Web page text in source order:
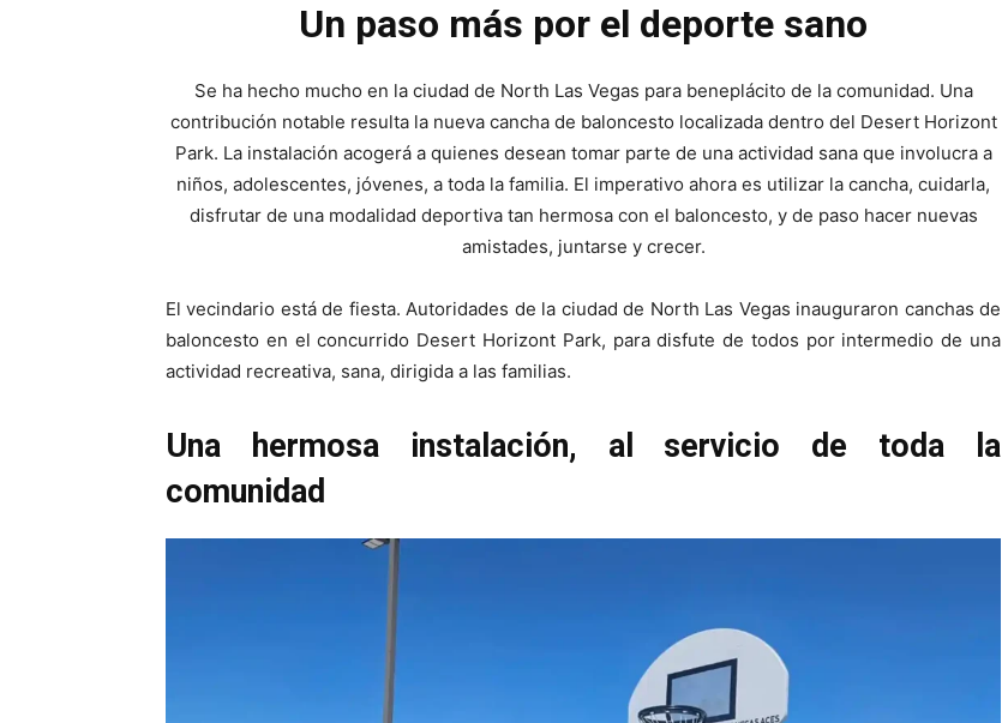
Un paso más por el deporte sano
Se ha hecho mucho en la ciudad de North Las Vegas para beneplácito de la comunidad. Una
contribución notable resulta la nueva cancha de baloncesto localizada dentro del Desert Horizont
Park. La instalación acogerá a quienes desean tomar parte de una actividad sana que involucra a
niños, adolescentes, jóvenes, a toda la familia. El imperativo ahora es utilizar la cancha, cuidarla,
disfrutar de una modalidad deportiva tan hermosa con el baloncesto, y de paso hacer nuevas
amistades, juntarse y crecer.
El vecindario está de fiesta. Autoridades de la ciudad de North Las Vegas inauguraron canchas de
baloncesto en el concurrido Desert Horizont Park, para disfute de todos por intermedio de una
actividad recreativa, sana, dirigida a las familias.
Una hermosa instalación, al servicio de toda la
comunidad